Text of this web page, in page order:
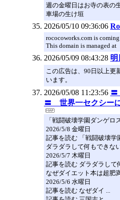
週の金曜日はお寺の表の
車場の生け垣
2026/05/10 09:36:06
rococoworks.com is
This domain is managed at
2026/05/09 08:43:28 明
この広告は、90日以上更
います。
2026/05/08 11:23:56
〓 世界一セクシー
「戦闘破壊学園ダンゲロ
2026/5/8 金曜日
記事を読む 「戦闘破壊学
ダラダラして何もできな
2026/5/7 木曜日
記事を読む ダラダラして
なぜダイエット本は超肥
2026/5/6 水曜日
記事を読む なぜダイ ...